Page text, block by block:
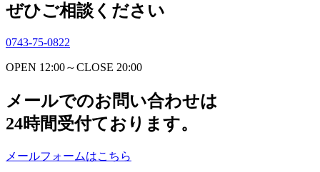
ぜひご相談ください
0743-75-0822
OPEN 12:00～CLOSE 20:00
メールでのお問い合わせは
24時間受付ております。
メールフォームはこちら